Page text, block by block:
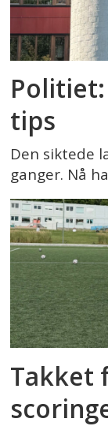
tips
Den siktede
ganger. Nå
Takket